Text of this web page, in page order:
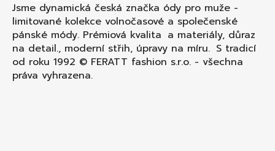
Jsme dynamická česká značka ódy pro muže -
limitované kolekce volnočasové a společenské
pánské módy. Prémiová kvalita a materiály, důraz
na detail., moderní střih, úpravy na míru. S tradicí
od roku 1992 © FERATT fashion s.r.o. - všechna
práva vyhrazena.